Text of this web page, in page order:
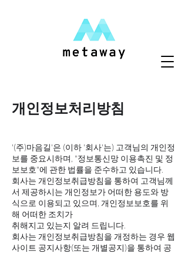
개인정보처리방침
'(주)마음길'은 (이하 '회사'는) 고객님의 개인정
보를 중요시하며, "정보통신망 이용촉진 및 정
보보호"에 관한 법률을 준수하고 있습니다.
회사는 개인정보취급방침을 통하여 고객님께
서 제공하시는 개인정보가 어떠한 용도와 방
식으로 이용되고 있으며, 개인정보보호를 위
해 어떠한 조치가
취해지고 있는지 알려 드립니다.
회사는 개인정보취급방침을 개정하는 경우 웹
사이트 공지사항(또는 개별공지)을 통하여 공